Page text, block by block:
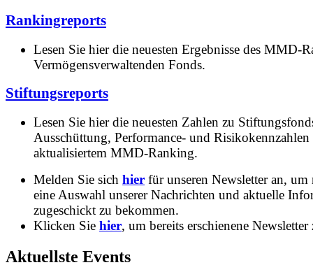
Rankingreports
Lesen Sie hier die neuesten Ergebnisse des MMD-
Vermögensverwaltenden Fonds.
Stiftungsreports
Lesen Sie hier die neuesten Zahlen zu
Ausschüttung, Performance- und
aktualisiertem MMD-Ranking.
Melden Sie sich hier für unseren Newsletter an, um
eine Auswahl unserer Nachrichten und aktuelle
zugeschickt zu bekommen.
Klicken Sie hier, um bereits erschienene Newsletter
Aktuellste Events